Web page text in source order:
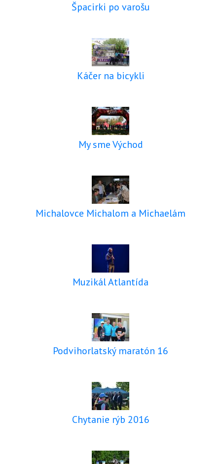
Špacirki po varošu
Káčer na bicykli
My sme Východ
Michalovce Michalom a Michaelám
Muzikál Atlantída
Podvihorlatský maratón 16
Chytanie rýb 2016